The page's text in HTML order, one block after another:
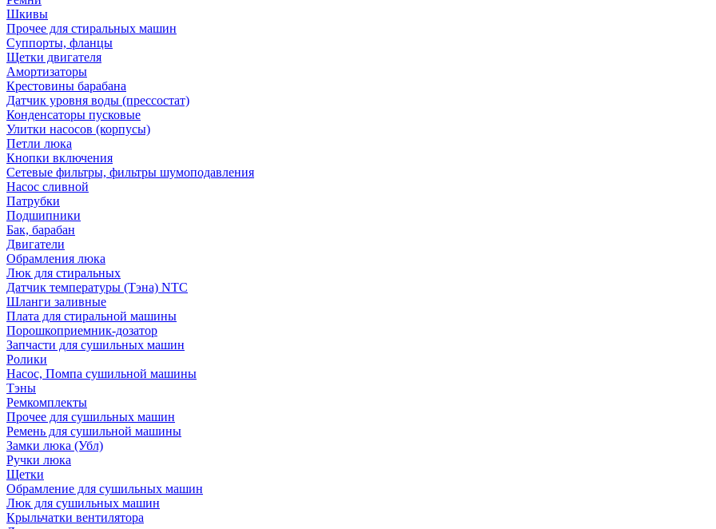
Шкивы
Прочее для стиральных машин
Суппорты, фланцы
Щетки двигателя
Амортизаторы
Крестовины барабана
Датчик уровня воды (прессостат)
Конденсаторы пусковые
Улитки насосов (корпусы)
Петли люка
Кнопки включения
Сетевые фильтры, фильтры шумоподавления
Насос сливной
Патрубки
Подшипники
Бак, барабан
Двигатели
Обрамления люка
Люк для стиральных
Датчик температуры (Тэна) NTC
Шланги заливные
Плата для стиральной машины
Порошкоприемник-дозатор
Запчасти для сушильных машин
Ролики
Насос, Помпа сушильной машины
Тэны
Ремкомплекты
Прочее для сушильных машин
Ремень для сушильной машины
Замки люка (Убл)
Ручки люка
Щетки
Обрамление для сушильных машин
Люк для сушильных машин
Крыльчатки вентилятора